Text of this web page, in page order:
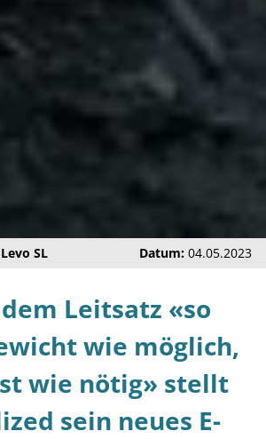
SL Datum: 04.05.2023
Leitsatz «so
wie möglich,
wie nötig» stellt
sein neues E-